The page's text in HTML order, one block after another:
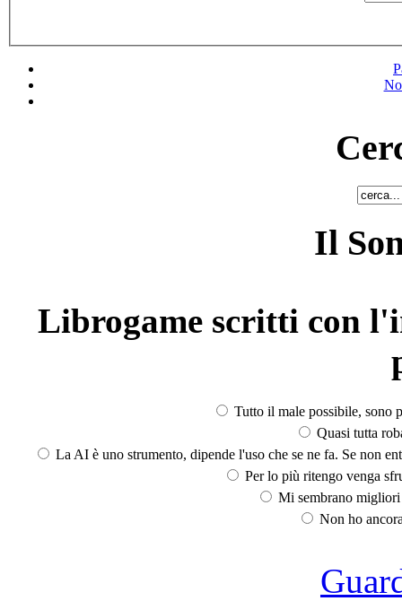
Il
Librogame scritti con
Tutto il male possibile, sono
Quasi tutta
La AI è uno strumento, dipende l'uso che se ne fa. Se non
Per lo più ritengo venga
Mi sembrano
Non ho